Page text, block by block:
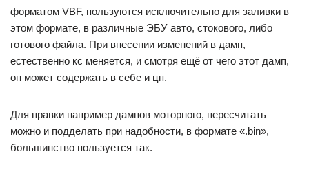
форматом VBF, пользуются исключительно для заливки в
этом формате, в различные ЭБУ авто, стокового, либо
готового файла. При внесении изменений в дамп,
естественно кс меняется, и смотря ещё от чего этот дамп,
он может содержать в себе и цп.
Для правки например дампов моторного, пересчитать
можно и подделать при надобности, в формате «.bin»,
большинство пользуется так.